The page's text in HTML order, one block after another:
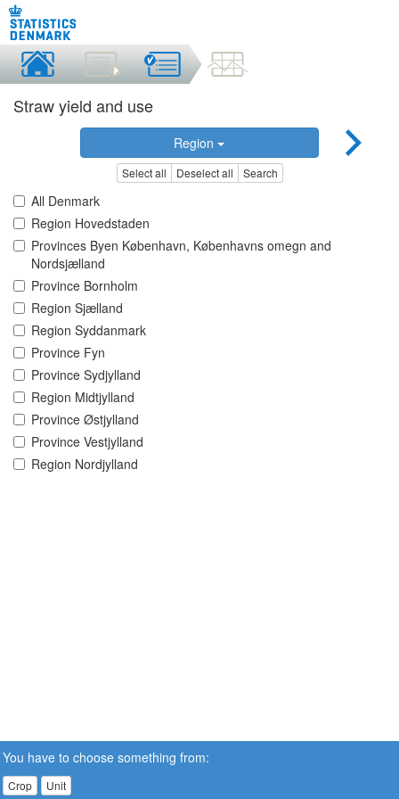
Straw yield and use
Region
Select all Deselect all Search
All Denmark
Region Hovedstaden
Provinces Byen København, Københavns omegn and
Nordsjælland
Province Bornholm
Region Sjælland
Region Syddanmark
Province Fyn
Province Sydjylland
Region Midtjylland
Province Østjylland
Province Vestjylland
Region Nordjylland
You have to choose something from:
Crop Unit